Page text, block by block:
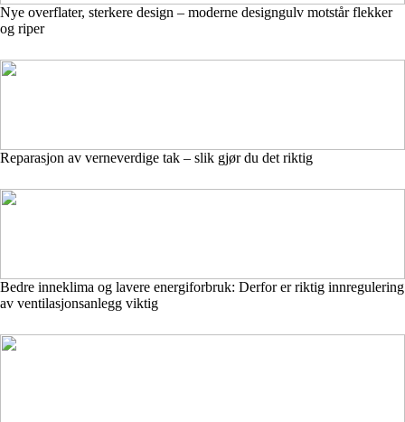
Nye overflater, sterkere design – moderne designgulv motstår flekker
og riper
Reparasjon av verneverdige tak – slik gjør du det riktig
Bedre inneklima og lavere energiforbruk: Derfor er riktig innregulering
av ventilasjonsanlegg viktig